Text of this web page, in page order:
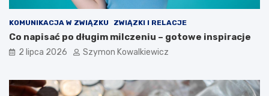
KOMUNIKACJA W ZWIĄZKU ZWIĄZKI I RELACJE
Co napisać po długim milczeniu – gotowe inspiracje
2 lipca 2026 Szymon Kowalkiewicz